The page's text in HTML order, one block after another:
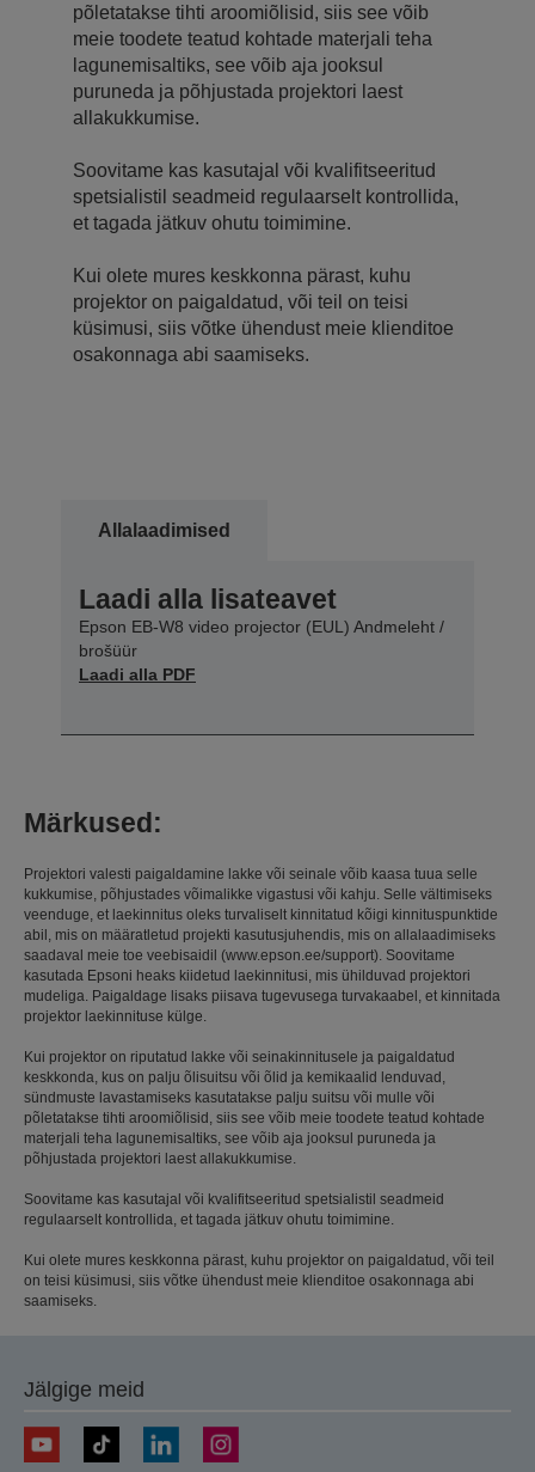
põletatakse tihti aroomiõlisid, siis see võib
meie toodete teatud kohtade materjali teha
lagunemisaltiks, see võib aja jooksul
puruneda ja põhjustada projektori laest
allakukkumise.
Soovitame kas kasutajal või kvalifitseeritud
spetsialistil seadmeid regulaarselt kontrollida,
et tagada jätkuv ohutu toimimine.
Kui olete mures keskkonna pärast, kuhu
projektor on paigaldatud, või teil on teisi
küsimusi, siis võtke ühendust meie klienditoe
osakonnaga abi saamiseks.
Allalaadimised
Laadi alla lisateavet
Epson EB-W8 video projector (EUL) Andmeleht /
brošüür
Laadi alla PDF
Märkused:
Projektori valesti paigaldamine lakke või seinale võib kaasa tuua selle
kukkumise, põhjustades võimalikke vigastusi või kahju. Selle vältimiseks
veenduge, et laekinnitus oleks turvaliselt kinnitatud kõigi kinnituspunktide
abil, mis on määratletud projekti kasutusjuhendis, mis on allalaadimiseks
saadaval meie toe veebisaidil (www.epson.ee/support). Soovitame
kasutada Epsoni heaks kiidetud laekinnitusi, mis ühilduvad projektori
mudeliga. Paigaldage lisaks piisava tugevusega turvakaabel, et kinnitada
projektor laekinnituse külge.
Kui projektor on riputatud lakke või seinakinnitusele ja paigaldatud
keskkonda, kus on palju õlisuitsu või õlid ja kemikaalid lenduvad,
sündmuste lavastamiseks kasutatakse palju suitsu või mulle või
põletatakse tihti aroomiõlisid, siis see võib meie toodete teatud kohtade
materjali teha lagunemisaltiks, see võib aja jooksul puruneda ja
põhjustada projektori laest allakukkumise.
Soovitame kas kasutajal või kvalifitseeritud spetsialistil seadmeid
regulaarselt kontrollida, et tagada jätkuv ohutu toimimine.
Kui olete mures keskkonna pärast, kuhu projektor on paigaldatud, või teil
on teisi küsimusi, siis võtke ühendust meie klienditoe osakonnaga abi
saamiseks.
Jälgige meid